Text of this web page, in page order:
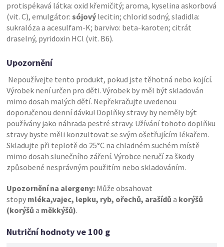
protispékavá látka: oxid křemičitý; aroma, kyselina askorbová
(vit. C), emulgátor:sójový lecitin; chlorid sodný, sladidla:
sukralóza a acesulfam-K; barvivo: beta-karoten; citrát
draselný, pyridoxin HCl (vit. B6).
Upozornění
Nepoužívejte tento produkt, pokud jste těhotná nebo kojící.
Výrobek není určen pro děti. Výrobek by měl být skladován
mimo dosah malých dětí. Nepřekračujte uvedenou
doporučenou denní dávku! Doplňky stravy by neměly být
používány jako náhrada pestré stravy. Užívání tohoto doplňku
stravy byste měli konzultovat se svým ošetřujícím lékařem.
Skladujte při teplotě do 25°C na chladném suchém místě
mimo dosah slunečního záření. Výrobce neručí za škody
způsobené nesprávným použitím nebo skladováním.
Upozornění na alergeny: Může obsahovat
stopy mléka,vajec, lepku, ryb, ořechů, arašídů a korýšů
(korýšů a měkkýšů).
Nutriční hodnoty ve 100 g